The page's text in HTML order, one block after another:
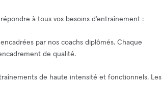
à tous vos besoins d’entraînement :
par nos coachs diplômés. Chaque
de qualité.
de haute intensité et fonctionnels. Les